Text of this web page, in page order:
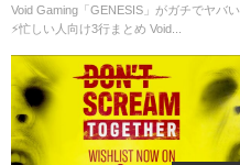
ヤバい
Void Gaming「GENESIS」がガチでヤバい
⚡忙しい人向け3行まとめ Void...